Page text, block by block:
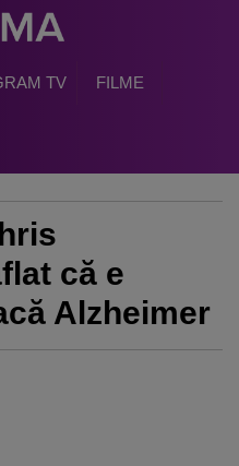
TV FILME
că e
Alzheimer